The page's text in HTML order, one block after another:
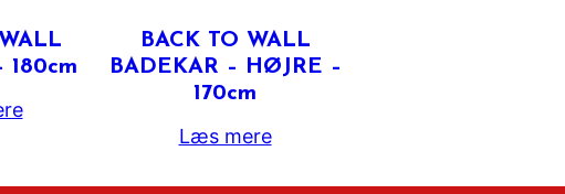
180cm
BACK TO WALL
BADEKAR – HØJRE –
170cm
Læs mere